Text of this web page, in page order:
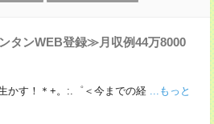
タンWEB登録≫月収例44万8000
かす！＊+。:.゜＜今までの経 ...もっと